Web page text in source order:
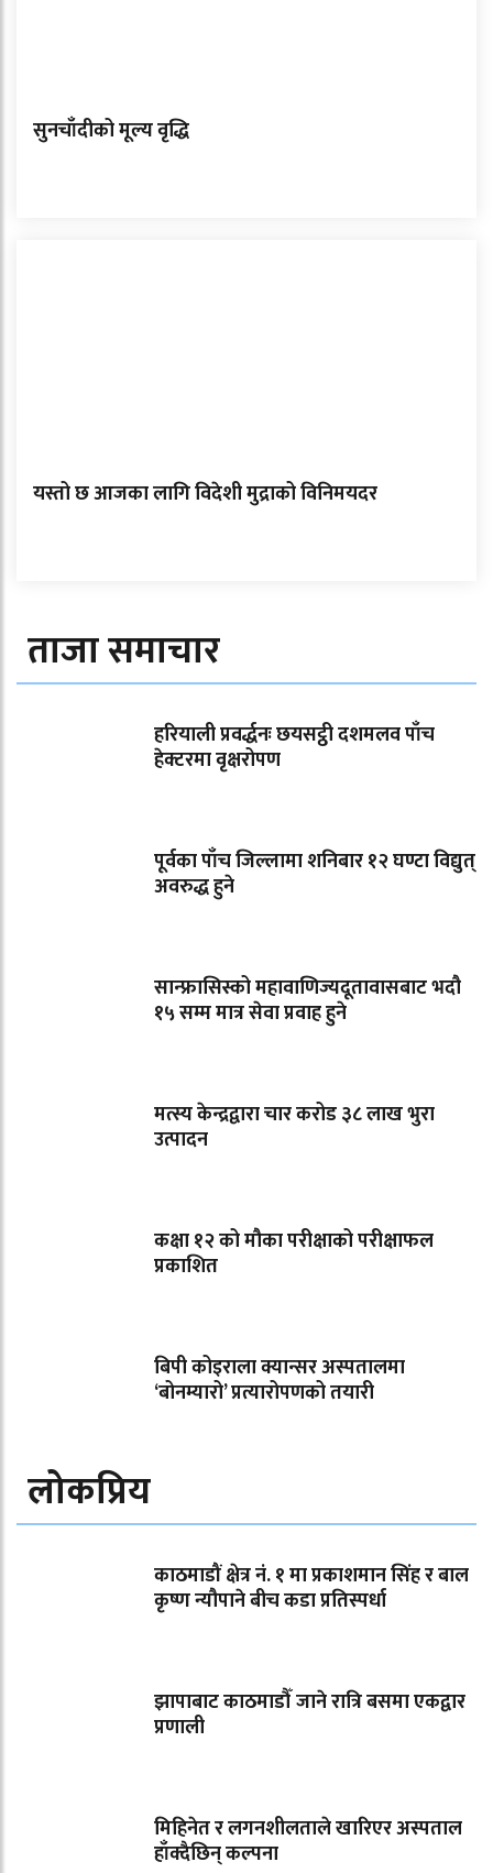
सुनचाँदीको मूल्य वृद्धि
यस्तो छ आजका लागि विदेशी मुद्राको विनिमयदर
ताजा समाचार
हरियाली प्रवर्द्धनः छयसट्ठी दशमलव पाँच
हेक्टरमा वृक्षरोपण
पूर्वका पाँच जिल्लामा शनिबार १२ घण्टा विद्युत्
अवरुद्ध हुने
सान्फ्रासिस्को महावाणिज्यदूतावासबाट भदौ
१५ सम्म मात्र सेवा प्रवाह हुने
मत्स्य केन्द्रद्वारा चार करोड ३८ लाख भुरा
उत्पादन
कक्षा १२ को मौका परीक्षाको परीक्षाफल
प्रकाशित
बिपी कोइराला क्यान्सर अस्पतालमा
‘बोनम्यारो’ प्रत्यारोपणको तयारी
लोकप्रिय
काठमाडौं क्षेत्र नं. १ मा प्रकाशमान सिंह र बाल
कृष्ण न्यौपाने बीच कडा प्रतिस्पर्धा
झापाबाट काठमाडौँ जाने रात्रि बसमा एकद्वार
प्रणाली
मिहिनेत र लगनशीलताले खारिएर अस्पताल
हाँक्दैछिन् कल्पना